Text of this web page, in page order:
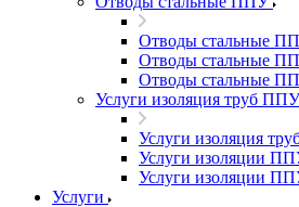
Отводы стальные
Отводы стальные
Отводы стальные
Услуги изоляция труб ППУ
Услуги изоляция
Услуги изоляции
Услуги изоляции
Услуги